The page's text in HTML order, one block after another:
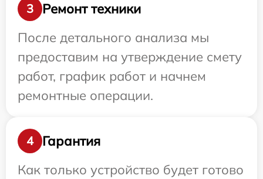
3
Ремонт техники
После детального анализа мы
предоставим на утверждение смету
работ, график работ и начнем
ремонтные операции.
4
Гарантия
Как только устройство будет готово